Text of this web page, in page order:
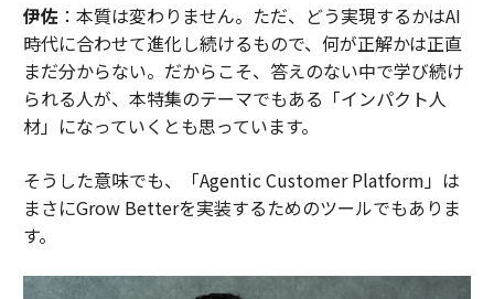
伊佐：本質は変わりません。ただ、どう実現するかはAI
時代に合わせて進化し続けるもので、何が正解かは正直
まだ分からない。だからこそ、答えのない中で学び続け
られる人が、本特集のテーマでもある「インパクト人
材」になっていくとも思っています。
そうした意味でも、「Agentic Customer Platform」は
まさにGrow Betterを実装するためのツールでもありま
す。